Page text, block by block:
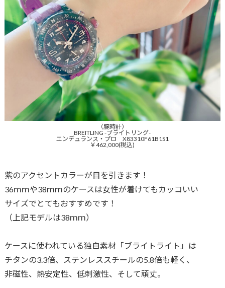
（腕時計）
BREITLING -ブライトリング-
エンデュランス・プロ X83310F61B1S1
￥462,000(税込)
紫のアクセントカラーが目を引きます！
36ｍｍや38ｍｍのケースは女性が着けてもカッコいい
サイズでとてもおすすめです！
（上記モデルは38ｍｍ）
ケースに使われている独自素材「ブライトライト」は
チタンの3.3倍、ステンレススチールの5.8倍も軽く、
非磁性、熱安定性、低刺激性、そして頑丈。